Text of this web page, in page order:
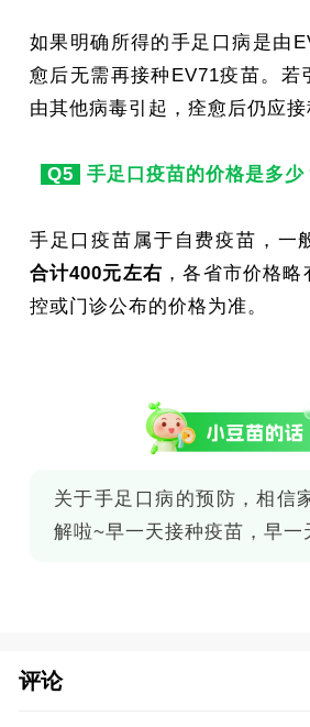
如果明确所得的手足口病是由
愈后无需再接种EV71疫苗。若
由其他病毒引起，痊愈后仍应接
Q5 手足口疫苗的价格是多少
手足口疫苗属于自费疫苗，一
合计400元左右 ，各省市价格
控或门诊公布的价格为准。
关于手足口病的预防，相信
解啦~早一天接种疫苗，早一
评论